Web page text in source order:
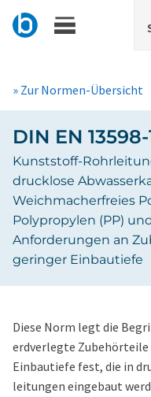
» Zur Normen-Übersicht
DIN EN
Kunststoff-
drucklose
Weichmacherfreies
Polypropylen (PP)
Anforderungen an
geringer Einbautiefe
Diese Norm legt die
erdverlegte
Einbautiefe fest, die in
leitungen eingebaut